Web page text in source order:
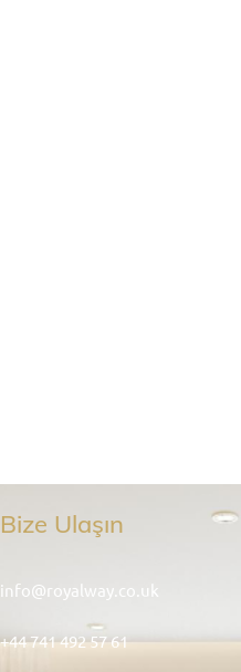
Bize Ulaşın
info@royalway.co.uk
+44 741 492 57 61